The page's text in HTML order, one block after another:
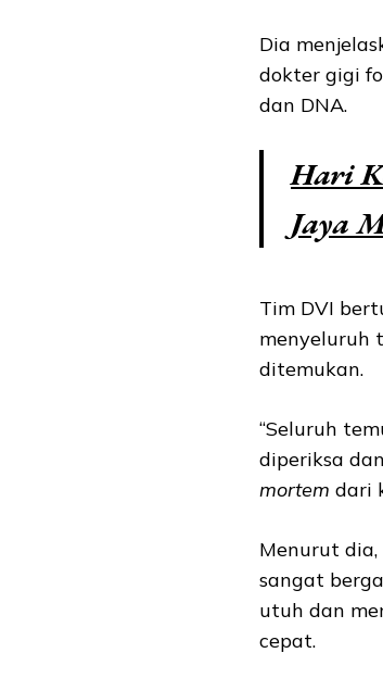
Dia
dokter gigi
dan DNA.
Hari
Jaya
Tim DVI
menyeluruh
ditemukan.
“Seluruh
diperiksa
mortem dari
Menurut
sangat
utuh dan
cepat.